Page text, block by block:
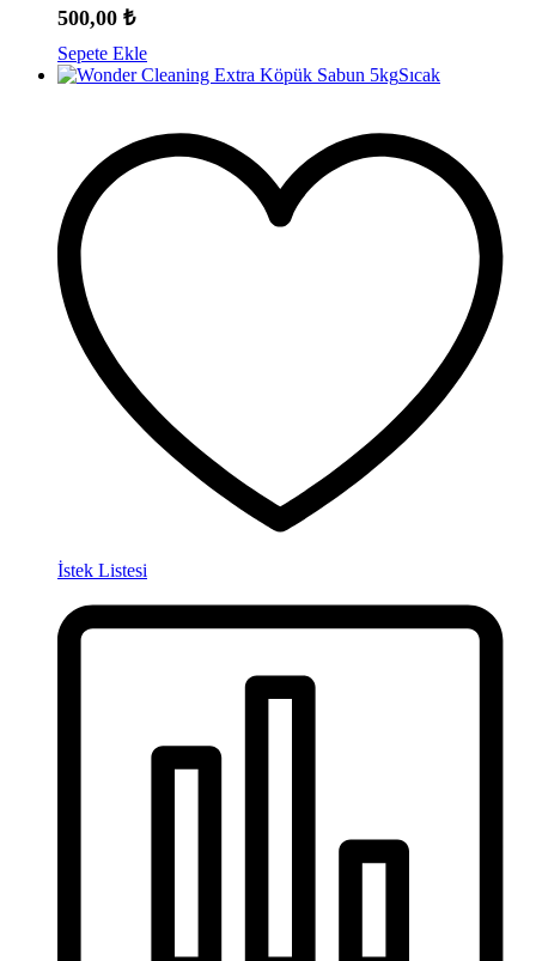
500,00 ₺
Sepete Ekle
Sıcak
İstek Listesi